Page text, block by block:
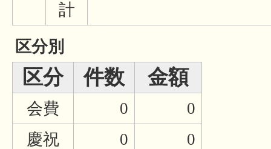
計
区分別
区分 件数 金額
会費 0
0
慶祝
0
0